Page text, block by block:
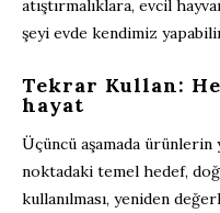
atıştırmalıklara, evcil
şeyi evde kendimiz
Tekrar Kullan:
hayat
Üçüncü aşamada ürünlerin
noktadaki temel hedef,
kullanılması, yeniden